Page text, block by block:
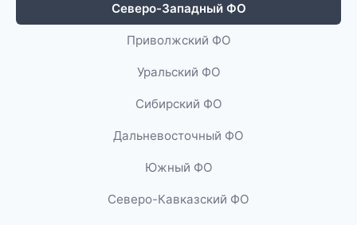
Северо-Западный ФО
Приволжский ФО
Уральский ФО
Сибирский ФО
Дальневосточный ФО
Южный ФО
Северо-Кавказский ФО